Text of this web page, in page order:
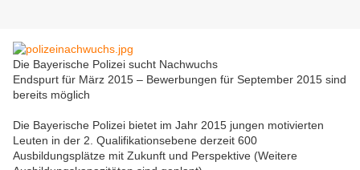
Die Bayerische Polizei sucht Nachwuchs
Endspurt für März 2015 – Bewerbungen für September 2015 sind
bereits möglich
Die Bayerische Polizei bietet im Jahr 2015 jungen motivierten
Leuten in der 2. Qualifikationsebene derzeit 600
Ausbildungsplätze mit Zukunft und Perspektive (Weitere